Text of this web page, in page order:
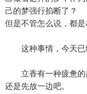
己的梦强行掐断了？
但是不管怎么说，都是
这种事情，今天已
立香有一种疲惫的
还是先放一边吧。